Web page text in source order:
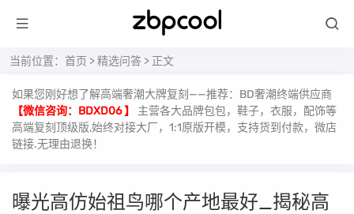
当前位置： 首页 >精选问答 > 正文
如果您刚好想了解高端奢潮大牌复刻——推荐：BD奢潮终端供应商
【微信咨询：BDXD06 】
主营各大品牌包包，鞋子，衣服，配饰等
高端复刻顶级版,始终对接大厂，1:1原版开模，支持货到付款，微店
链接.无理由退换！
曝光高仿始祖鸟哪个产地最好_揭秘高